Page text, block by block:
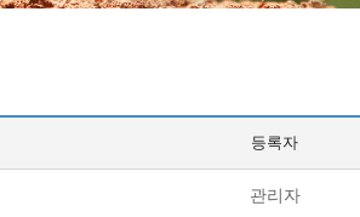
등록자
관리자